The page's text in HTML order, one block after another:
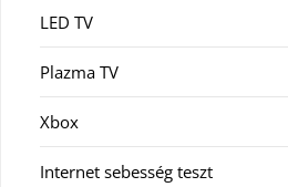
LED TV
Plazma TV
Xbox
Internet sebesség teszt